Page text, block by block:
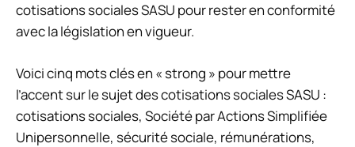
cotisations sociales SASU pour rester en conformité
avec la législation en vigueur.
Voici cinq mots clés en « strong » pour mettre
l’accent sur le sujet des cotisations sociales SASU :
cotisations sociales, Société par Actions Simplifiée
Unipersonnelle, sécurité sociale, rémunérations,